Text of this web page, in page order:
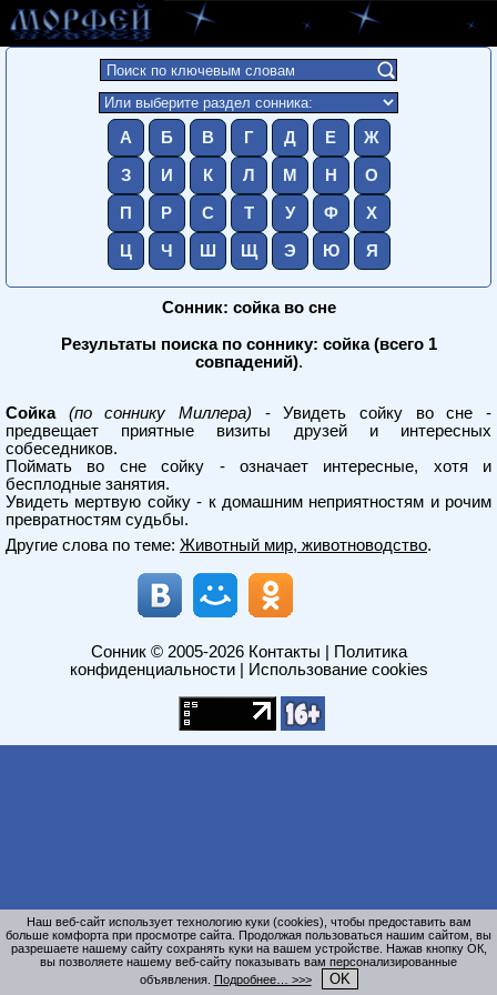
А Б В Г Д Е Ж
З И К Л М Н О
П Р С Т У Ф Х
Ц Ч Ш Щ Э Ю Я
Сонник: сойка во сне
Результаты поиска по соннику: сойка (всего 1
совпадений).
Сойка (по соннику Миллера) - Увидеть сойку во сне -
предвещает приятные визиты друзей и интересных
собеседников.
Поймать во сне сойку - означает интересные, хотя и
бесплодные занятия.
Увидеть мертвую сойку - к домашним неприятностям и рочим
превратностям судьбы.
Другие слова по теме: Животный мир, животноводство.
Сонник© 2005-2026 Контакты
Политика
конфиденциальности| Использование cookies
Наш веб-сайт использует технологию куки (cookies), чтобы предоставить вам
больше комфорта при просмотре сайта. Продолжая пользоваться нашим сайтом, вы
разрешаете нашему сайту сохранять куки на вашем устройстве. Нажав кнопку ОК,
вы позволяете нашему веб-сайту показывать вам персонализированные
объявления. Подробнее… >>> OK